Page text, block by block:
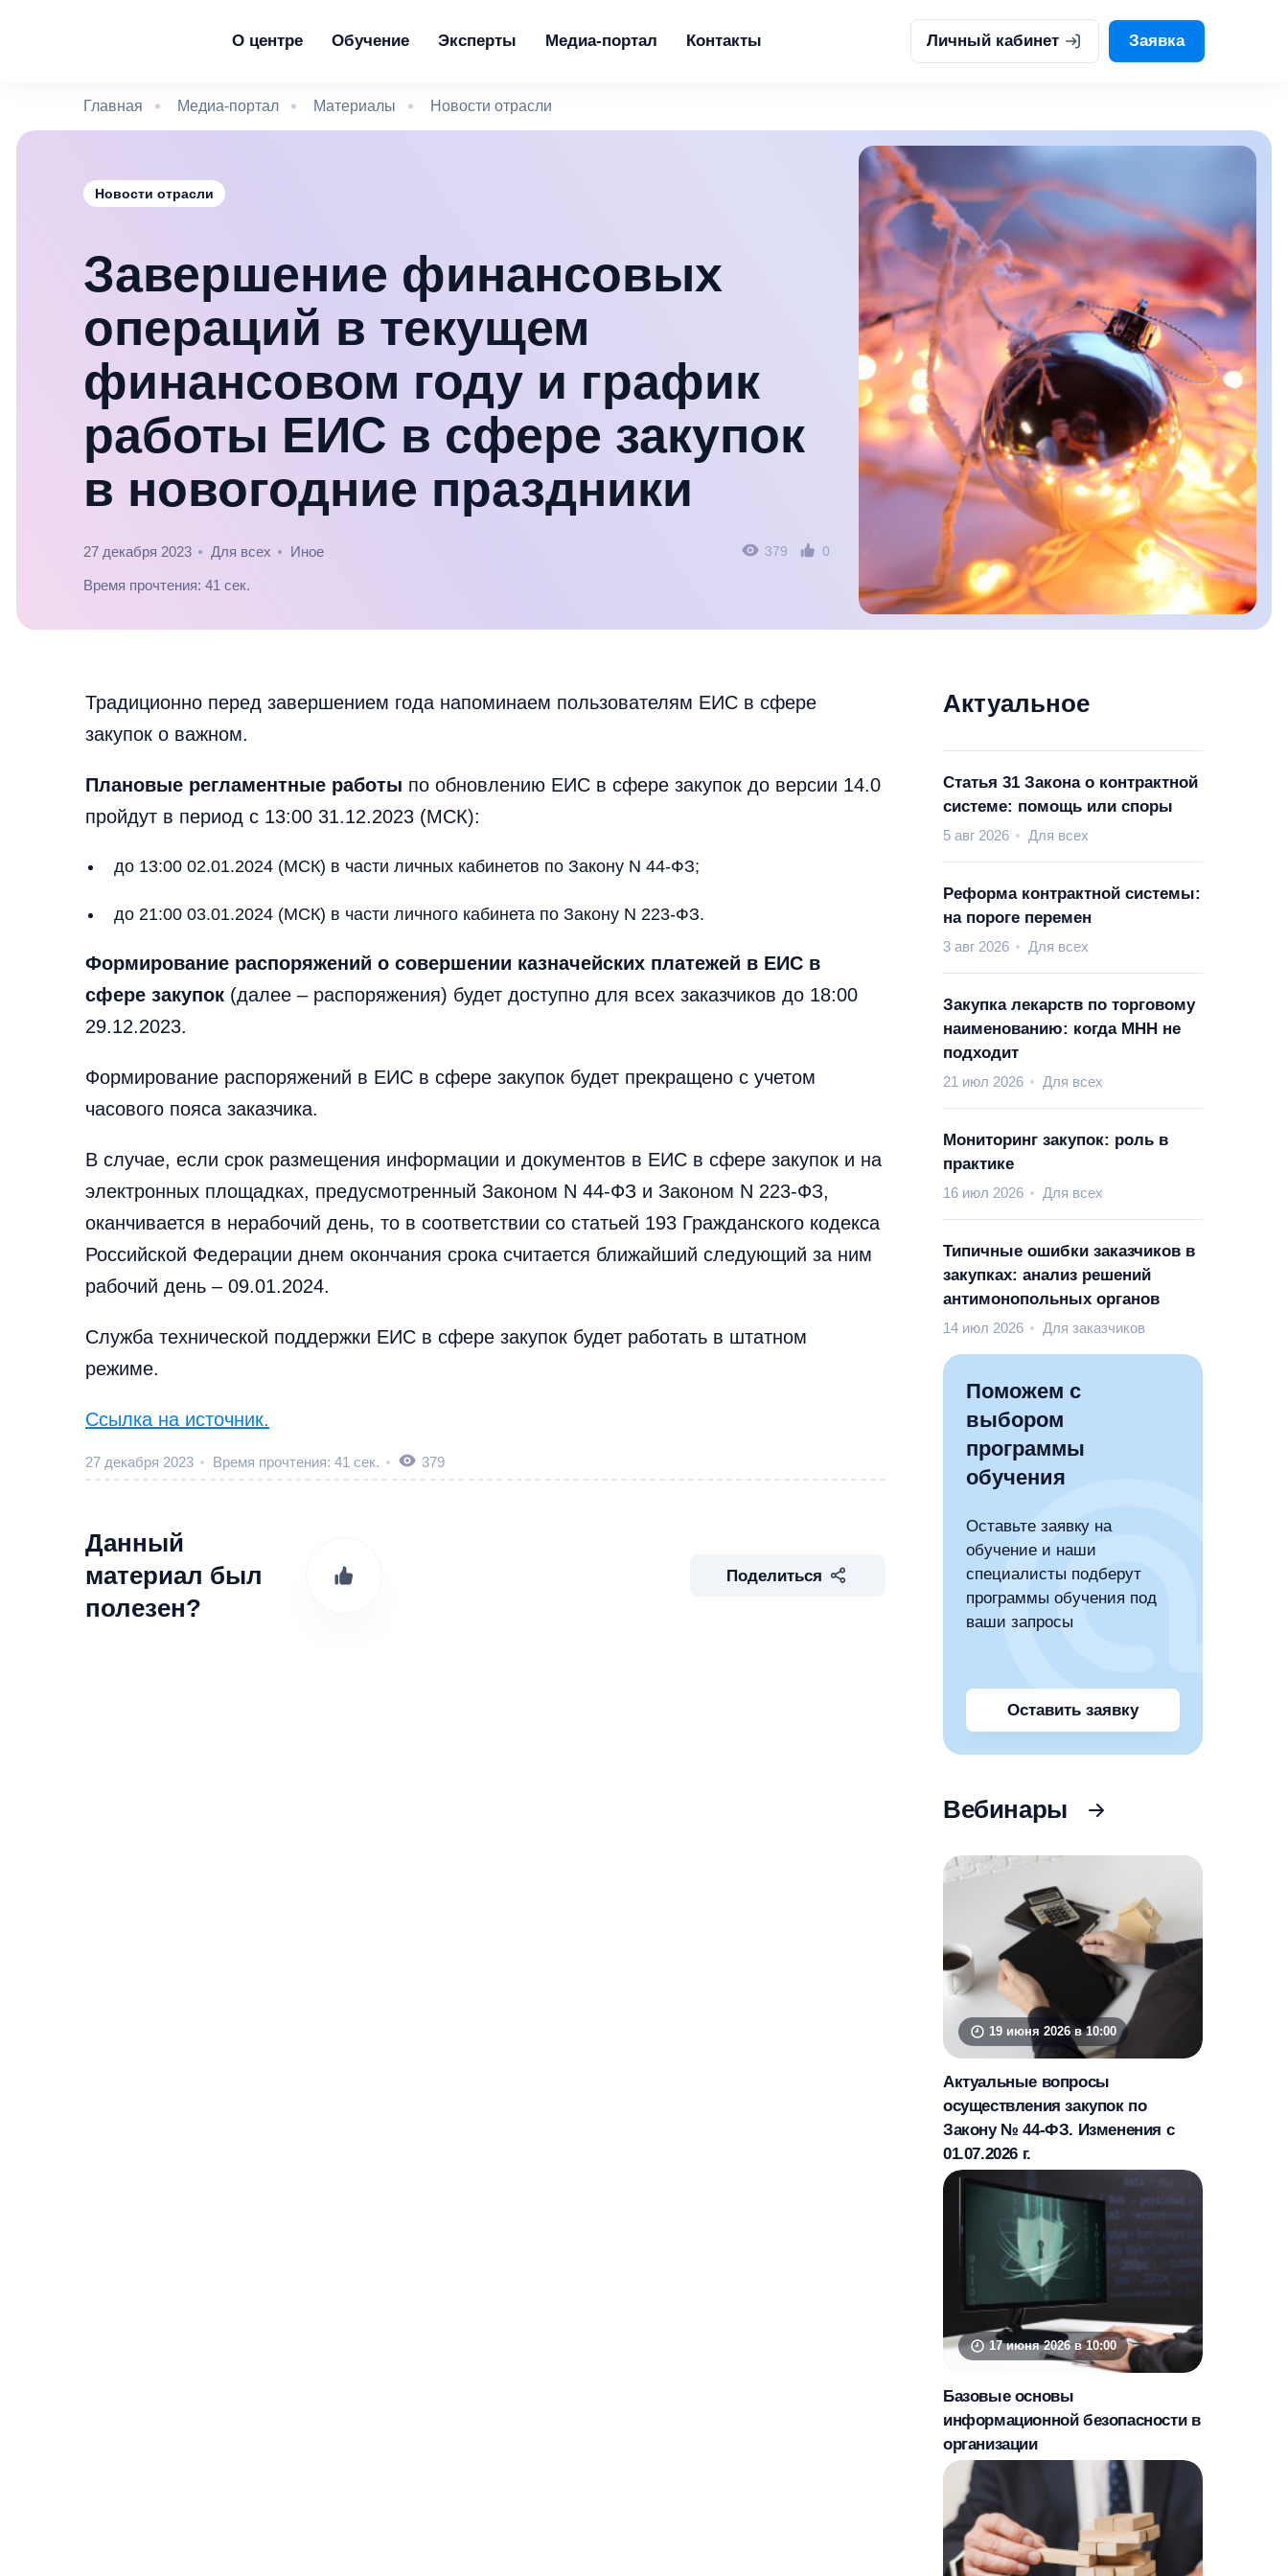
О центре Обучение Эксперты Медиа-портал Контакты Личный кабинет Заявка
Главная Медиа-портал Материалы Новости отрасли
Новости отрасли
Завершение финансовых
операций в текущем
финансовом году и график
работы ЕИС в сфере закупок
в новогодние праздники
27 декабря 2023 Для всех Иное 379 0
Время прочтения: 41 сек.
Традиционно перед завершением года напоминаем пользователям ЕИС в сфере
закупок о важном.
Плановые регламентные работы по обновлению ЕИС в сфере закупок до версии 14.0
пройдут в период с 13:00 31.12.2023 (МСК):
до 13:00 02.01.2024 (МСК) в части личных кабинетов по Закону N 44-ФЗ;
до 21:00 03.01.2024 (МСК) в части личного кабинета по Закону N 223-ФЗ.
Формирование распоряжений о совершении казначейских платежей в ЕИС в
сфере закупок (далее – распоряжения) будет доступно для всех заказчиков до 18:00
29.12.2023.
Формирование распоряжений в ЕИС в сфере закупок будет прекращено с учетом
часового пояса заказчика.
В случае, если срок размещения информации и документов в ЕИС в сфере закупок и на
электронных площадках, предусмотренный Законом N 44-ФЗ и Законом N 223-ФЗ,
оканчивается в нерабочий день, то в соответствии со статьей 193 Гражданского кодекса
Российской Федерации днем окончания срока считается ближайший следующий за ним
рабочий день – 09.01.2024.
Служба технической поддержки ЕИС в сфере закупок будет работать в штатном
режиме.
Ссылка на источник.
27 декабря 2023 Время прочтения: 41 сек. 379
Данный
материал был
полезен?
Поделиться
Актуальное
Статья 31 Закона о контрактной
системе: помощь или споры
5 авг 2026 Для всех
Реформа контрактной системы:
на пороге перемен
3 авг 2026 Для всех
Закупка лекарств по торговому
наименованию: когда МНН не
подходит
21 июл 2026 Для всех
Мониторинг закупок: роль в
практике
16 июл 2026 Для всех
Типичные ошибки заказчиков в
закупках: анализ решений
антимонопольных органов
14 июл 2026 Для заказчиков
Поможем с
выбором
программы
обучения
Оставьте заявку на
обучение и наши
специалисты подберут
программы обучения под
ваши запросы
Оставить заявку
Вебинары
19 июня 2026 в 10:00
Актуальные вопросы
осуществления закупок по
Закону № 44-ФЗ. Изменения с
01.07.2026 г.
17 июня 2026 в 10:00
Базовые основы
информационной безопасности в
организации